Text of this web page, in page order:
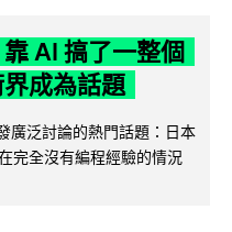
AI 搞了一整個
成為話題
廣泛討論的熱門話題：日本
完全沒有編程經驗的情況